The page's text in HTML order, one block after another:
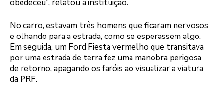
obedeceu”, relatou a instituição.
No carro, estavam três homens que ficaram nervosos
e olhando para a estrada, como se esperassem algo.
Em seguida, um Ford Fiesta vermelho que transitava
por uma estrada de terra fez uma manobra perigosa
de retorno, apagando os faróis ao visualizar a viatura
da PRF.